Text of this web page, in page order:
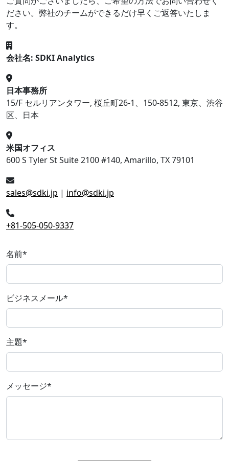
ださい。弊社のチームができるだけ早くご返答いたしま
す。
会社名: SDKI Analytics
日本事務所
15/F セルリアンタワー, 桜丘町26-1、150-8512, 東京、渋谷
区、日本
米国オフィス
600 S Tyler St Suite 2100 #140, Amarillo, TX 79101
sales@sdki.jp | info@sdki.jp
+81-505-050-9337
名前*
ビジネスメール*
主題*
メッセージ*